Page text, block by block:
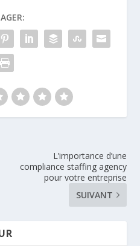
L’importance d’une
compliance staffing agency
pour votre entreprise
SUIVANT